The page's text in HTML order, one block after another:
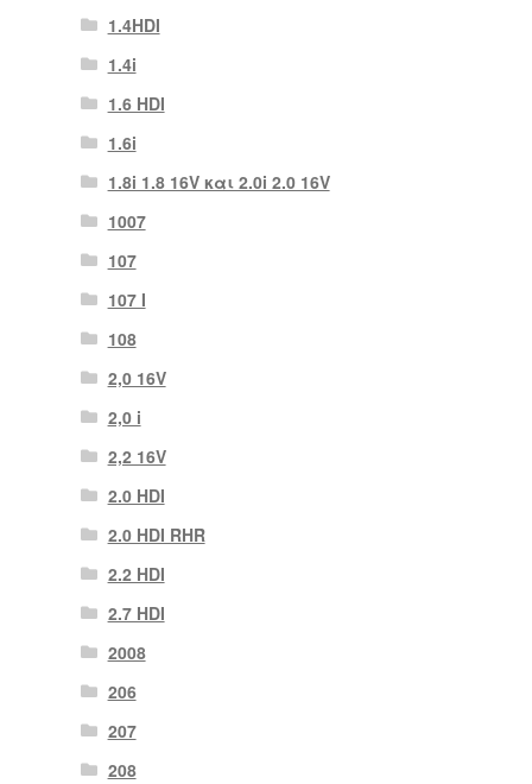
1.4HDI
1.4i
1.6 HDI
1.6i
1.8i 1.8 16V και 2.0i 2.0 16V
1007
107
107 Ι
108
2,0 16V
2,0 i
2,2 16V
2.0 HDI
2.0 HDI RHR
2.2 HDI
2.7 HDI
2008
206
207
208